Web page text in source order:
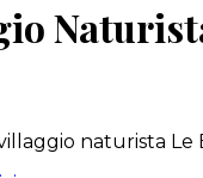
naturista